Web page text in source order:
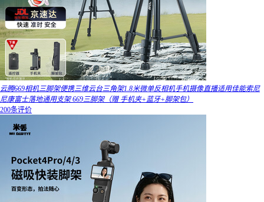
云腾669相机三脚架便携三维云台三角架1.8米微单反相机手机摄像直播适用佳能索尼
尼康富士落地通用支架 669三脚架（赠 手机夹+蓝牙+脚架包）
200条评价